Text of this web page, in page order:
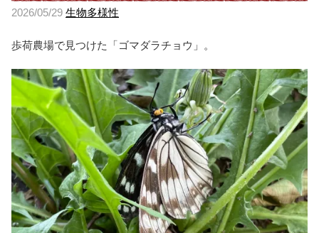
2026/05/29 生物多様性
歩荷農場で見つけた「ゴマダラチョウ」。